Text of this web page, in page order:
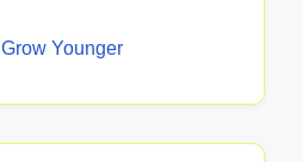
I Grow Younger